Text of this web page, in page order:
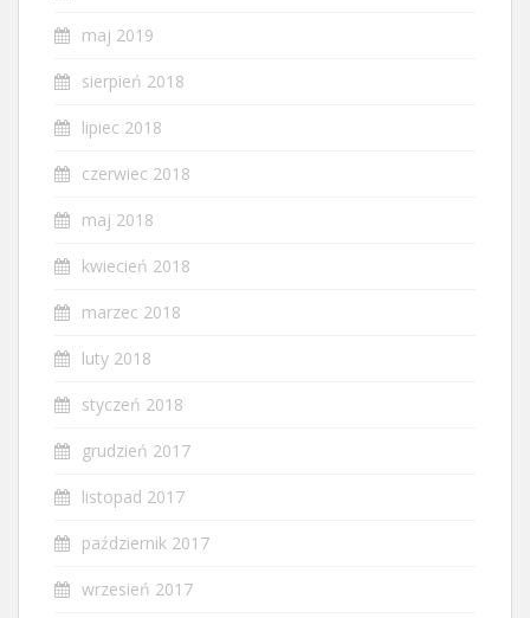
maj 2019
sierpień 2018
lipiec 2018
czerwiec 2018
maj 2018
kwiecień 2018
marzec 2018
luty 2018
styczeń 2018
grudzień 2017
listopad 2017
październik 2017
wrzesień 2017